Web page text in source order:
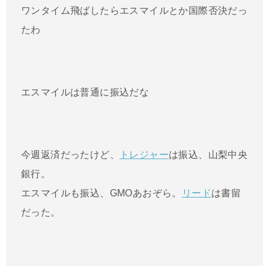
ワンタイム飛ばしたらエスマイルとか国際否決だっ
たわ
エスマイルは普通に振込だな
今週返済だったけど、 トレジャーは振込、山梨中央
銀行。
エスマイルも振込、GMOあおぞら。
リードは書留
だった。